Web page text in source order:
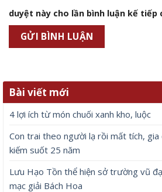
duyệt này cho lần bình luận kế tiếp
Bài viết mới
4 lợi ích từ món chuối xanh kho, luộc
Con trai theo người lạ rồi mất tích, gia
kiếm suốt 25 năm
Lưu Hạo Tồn thể hiện sở trường vũ
mạc giải Bách Hoa